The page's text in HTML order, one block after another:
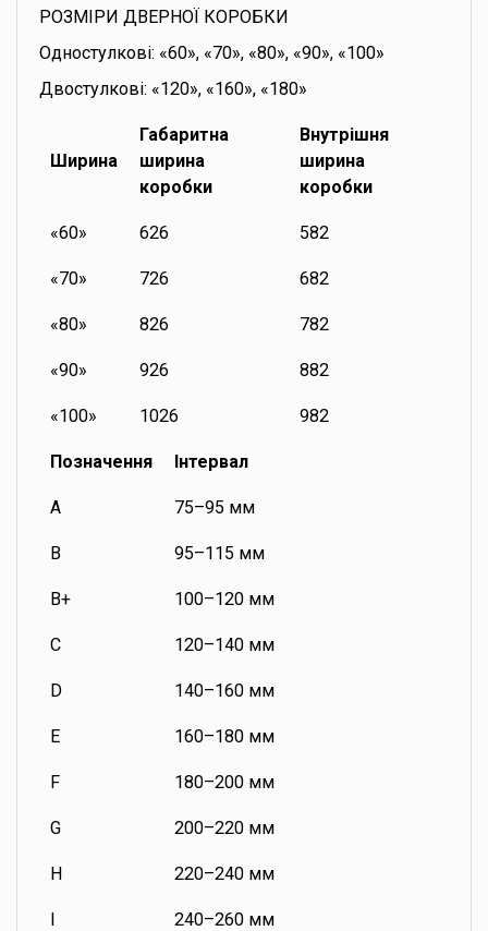
РОЗМІРИ ДВЕРНОЇ КОРОБКИ
Одностулкові: «60», «70», «80», «90», «100»
Двостулкові: «120», «160», «180»
Ширина
Габаритна
ширина
коробки
Внутрішня
ширина
коробки
«60» 626 582
«70» 726 682
«80» 826 782
«90» 926 882
«100» 1026 982
Позначення Інтервал
A 75–95 мм
B 95–115 мм
B+ 100–120 мм
C 120–140 мм
D 140–160 мм
E 160–180 мм
F 180–200 мм
G 200–220 мм
H 220–240 мм
I 240–260 мм